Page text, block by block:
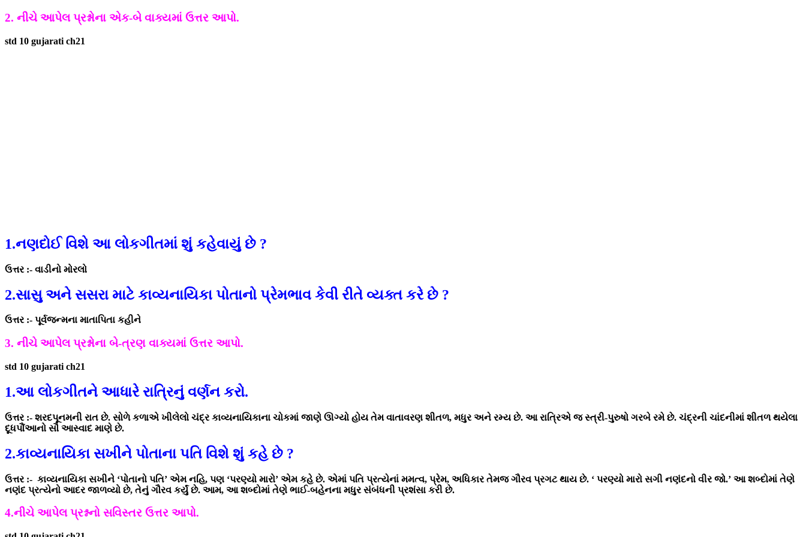
2. નીચે આપેલ પ્રશ્નોના એક-બે વાક્યમાં ઉત્તર આપો.
std 10 gujarati ch21
1.નણદોઈ વિશે આ લોકગીતમાં શું કહેવાયું છે ?
ઉત્તર :- વાડીનો મોરલો
2.સાસુ અને સસરા માટે કાવ્યનાયિકા પોતાનો પ્રેમભાવ કેવી રીતે વ્યક્ત કરે છે ?
ઉત્તર :- પૂર્વજન્મના માતાપિતા કહીને
3. નીચે આપેલ પ્રશ્નોના બે-ત્રણ વાક્યમાં ઉત્તર આપો.
std 10 gujarati ch21
1.આ લોકગીતને આધારે રાત્રિનું વર્ણન કરો.
ઉત્તર :- શરદપૂનમની રાત છે. સોળે કળાએ ખીલેલો ચંદ્ર કાવ્યનાયિકાના ચોકમાં જાણે ઊગ્યો હોય તેમ વાતાવરણ શીતળ, મધુર અને રમ્ય છે. આ રાત્રિએ જ સ્ત્રી-પુરુષો ગરબે રમે છે. ચંદ્રની ચાંદનીમાં શીતળ થયેલા
દૂધપૌંઆનો સૌ આસ્વાદ માણે છે.
2.કાવ્યનાયિકા સખીને પોતાના પતિ વિશે શું કહે છે ?
ઉત્તર :- કાવ્યનાયિકા સખીને ‘પોતાનો પતિ’ એમ નહિ, પણ ‘પરણ્યો મારો’ એમ કહે છે. એમાં પતિ પ્રત્યેનાં મમત્વ, પ્રેમ, અધિકાર તેમજ ગૌરવ પ્રગટ થાય છે. ‘ પરણ્યો મારો સગી નણંદનો વીર જો.’ આ શબ્દોમાં તેણે
નણંદ પ્રત્યેનો આદર જાળવ્યો છે, તેનું ગૌરવ કર્યું છે. આમ, આ શબ્દોમાં તેણે ભાઈ-બહેનના મધુર સંબંધની પ્રશંસા કરી છે.
4.નીચે આપેલ પ્રશ્નનો સવિસ્તર ઉત્તર આપો.